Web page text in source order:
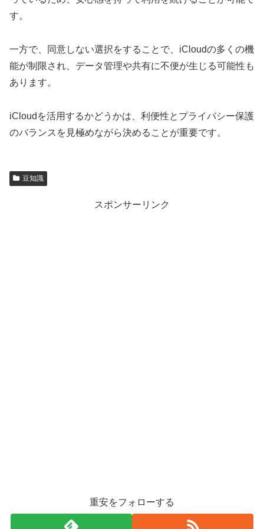
す。
一方で、同意しない選択をすることで、iCloudの多くの機
能が制限され、データ管理や共有に不便が生じる可能性も
あります。
iCloudを活用するかどうかは、利便性とプライバシー保護
のバランスを見極めながら決めることが重要です。
豆知識
スポンサーリンク
重安をフォローする